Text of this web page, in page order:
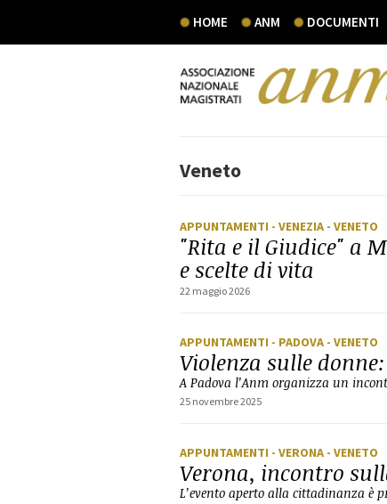
HOME ANM DOCUMENTI
Veneto
APPUNTAMENTI - VENEZIA - VENETO
"Rita e il Giudice" a
e scelte di vita
22 maggio 2026
APPUNTAMENTI - PADOVA - VENETO
Violenza sulle
A Padova l’Anm organizza un
25 novembre 2025
APPUNTAMENTI - VERONA - VENETO
Verona, incontro
L’evento aperto alla cittadinanza è